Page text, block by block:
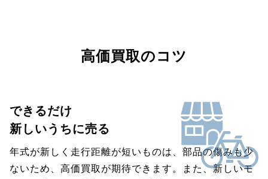
高価買取のコツ
できるだけ
新しいうちに売る
年式が新しく走行距離が短いものは、部品の傷みも少
ないため、高価買取が期待できます。また、新しいモ